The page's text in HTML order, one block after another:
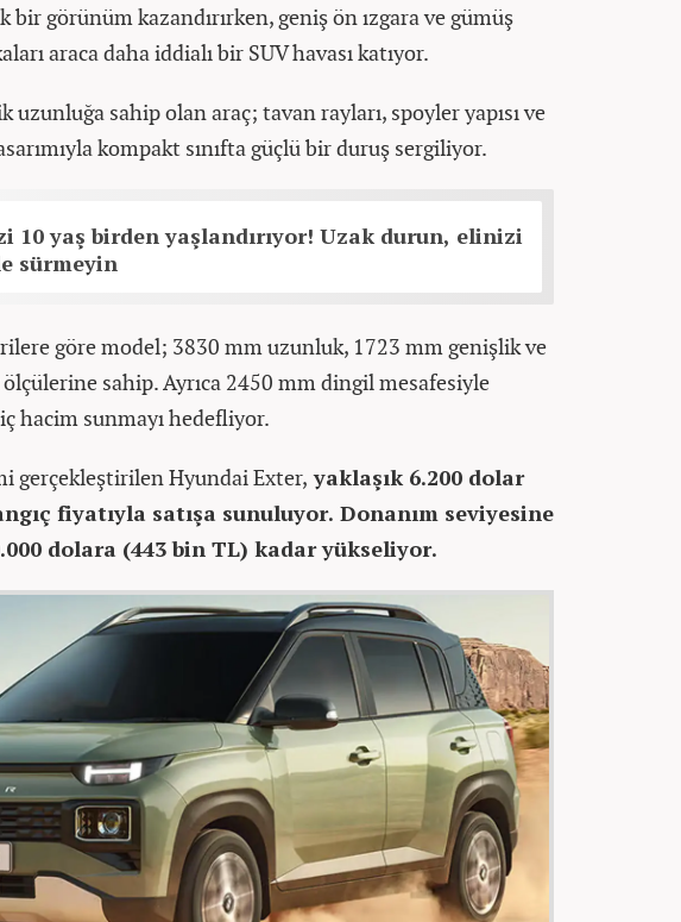
görünüm kazandırırken, geniş ön ızgara ve gümüş
araca daha iddialı bir SUV havası katıyor.
uzunluğa sahip olan araç; tavan rayları, spoyler yapısı ve
kompakt sınıfta güçlü bir duruş sergiliyor.
10 yaş birden yaşlandırıyor! Uzak durun, elinizi
sürmeyin
göre model; 3830 mm uzunluk, 1723 mm genişlik ve
sahip. Ayrıca 2450 mm dingil mesafesiyle
hacim sunmayı hedefliyor.
gerçekleştirilen Hyundai Exter, yaklaşık 6.200 dolar
fiyatıyla satışa sunuluyor. Donanım seviyesine
dolara (443 bin TL) kadar yükseliyor.